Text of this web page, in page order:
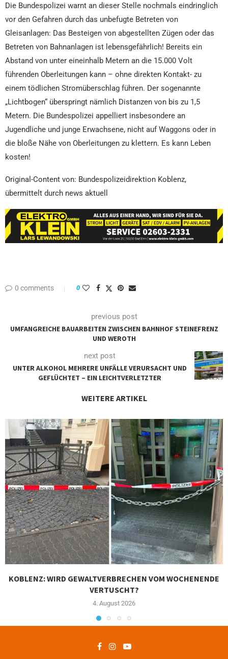
Die Bundespolizei warnt an dieser Stelle nochmals eindringlich
vor den Gefahren durch das unbefugte Betreten von
Gleisanlagen: Das Besteigen von abgestellten Zügen oder das
Betreten von Bahnanlagen ist lebensgefährlich! Bereits ein
Abstand von unter eineinhalb Metern an die 15.000 Volt
führenden Oberleitungen kann – ohne direkten Kontakt- zu
einem tödlichen Stromüberschlag führen. Der sogenannte
„Lichtbogen“ überspringt nämlich Distanzen von bis zu 1,5
Metern. Die Bundespolizei appelliert insbesondere an
Jugendliche und junge Erwachsene, nicht auf Waggons oder in
die bloße Nähe von Oberleitungen zu klettern. Es kann Leben
kosten!
Original-Content von: Bundespolizeidirektion Koblenz,
übermittelt durch news aktuell
0 comments 0
previous post
UMFANGREICHE BAUARBEITEN ZWISCHEN BAHNHOF STEINEFRENZ
UND WEROTH
next post
UNTER ALKOHOL MEHRERE UNFÄLLE VERURSACHT UND
GEFLÜCHTET – EIN LEICHTVERLETZTER
WEITERE ARTIKEL
KOBLENZ: WIRD GEWALTVERBRECHEN VOM WOCHENENDE
VERTUSCHT?
4. August 2026